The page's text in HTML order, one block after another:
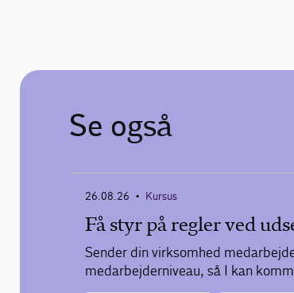
Se også
26.08.26 • Kursus
Få styr på regler ved
Sender din virksomhed
medarbejderniveau, så I kan